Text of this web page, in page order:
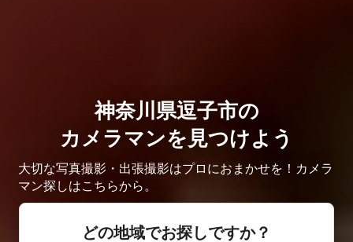
神奈川県逗子市の
カメラマンを見つけよう
大切な写真撮影・出張撮影はプロにおまかせを！カメラ
マン探しはこちらから。
どの地域でお探しですか？